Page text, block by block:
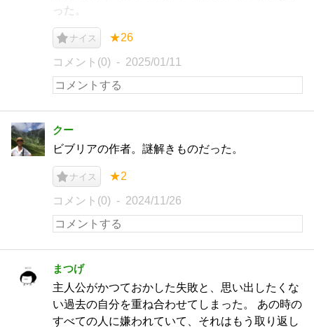
った。
ナイス ★26
コメント(0) 2025/01/11
クー
ビブリアの作者。謎解きものだった。
ナイス ★2
コメント(0) 2024/11/26
まつげ
主人公がかつておかした失敗と、思い出したくな
い過去の自分を重ね合わせてしまった。 あの時の
すべての人に嫌われていて、それはもう取り返し